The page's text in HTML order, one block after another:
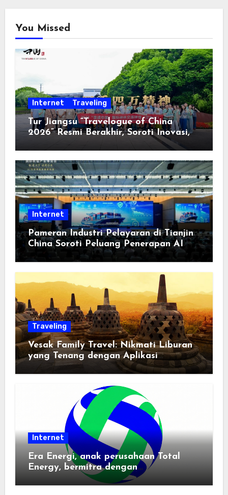
You Missed
Internet Traveling
Tur Jiangsu “Travelogue of China
2026” Resmi Berakhir, Soroti Inovasi,
Keterbukaan, dan Pembangunan
Internet
Pameran Industri Pelayaran di Tianjin
China Soroti Peluang Penerapan AI
Traveling
Vesak Family Travel: Nikmati Liburan
yang Tenang dengan Aplikasi
Pemindai PDF
Internet
Era Energi, anak perusahaan Total
Energy, bermitra dengan
Zhuochuangtong untuk mempercepat
transisi energi Indonesia — raksasa